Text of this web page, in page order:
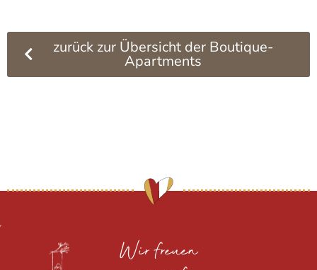
zurück zur Übersicht der Boutique-
Apartments
Wir freuen